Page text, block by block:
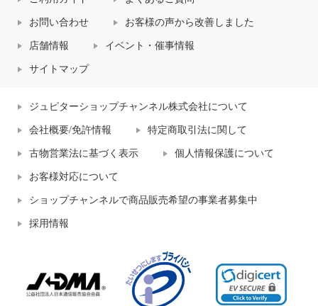
お問い合わせ お客様の声から改善しました
店舗情報 イベント・催事情報
サイトマップ
ジュピターショップチャンネル株式会社について
会社概要/免許情報 特定商取引法に関して
古物営業法に基づく表示 個人情報保護について
お客様対応について
ショップチャンネルで商品販売希望の事業者募集中
採用情報